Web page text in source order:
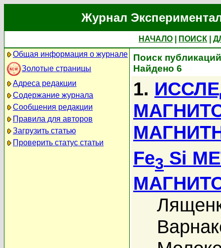
Журнал
НАЧАЛО ПОИСК
Общая информация о журнале
Золотые страницы
Адреса редакции
Содержание журнала
Сообщения редакции
Правила для авторов
Загрузить статью
Проверить статус статьи
Поиск
Найдено 6
1.
Fe3 Si